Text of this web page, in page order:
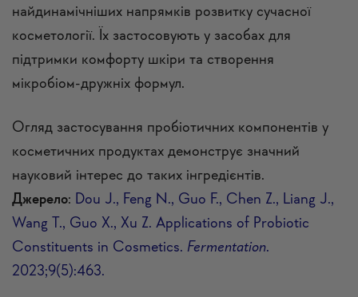
найдинамічніших напрямків розвитку сучасної
косметології. Їх застосовують у засобах для
підтримки комфорту шкіри та створення
мікробіом-дружніх формул.
Огляд застосування пробіотичних компонентів у
косметичних продуктах демонструє значний
науковий інтерес до таких інгредієнтів.
Джерело: Dou J., Feng N., Guo F., Chen Z., Liang J.,
Wang T., Guo X., Xu Z. Applications of Probiotic
Constituents in Cosmetics. Fermentation.
2023;9(5):463.